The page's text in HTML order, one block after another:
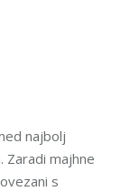
najbolj
Zaradi majhne
s